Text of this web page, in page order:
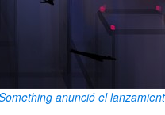
anunció el